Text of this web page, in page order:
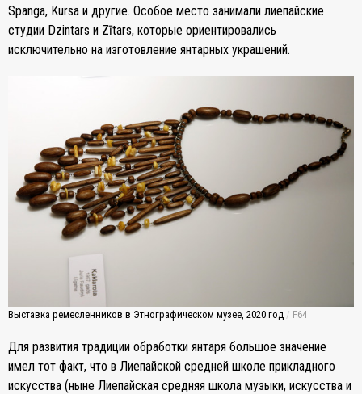
Spanga, Kursa и другие. Особое место занимали лиепайские
студии Dzintars и Zītars, которые ориентировались
исключительно на изготовление янтарных украшений.
Выставка ремесленников в Этнографическом музее, 2020 год / F64
Для развития традиции обработки янтаря большое значение
имел тот факт, что в Лиепайской средней школе прикладного
искусства (ныне Лиепайская средняя школа музыки, искусства и